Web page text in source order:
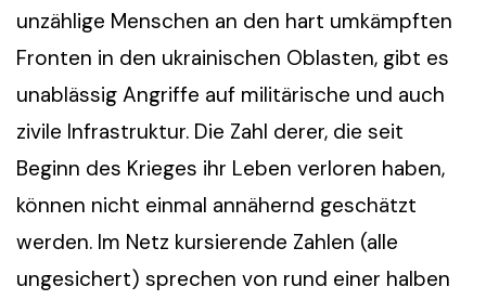
unzählige Menschen an den hart umkämpften
Fronten in den ukrainischen Oblasten, gibt es
unablässig Angriffe auf militärische und auch
zivile Infrastruktur. Die Zahl derer, die seit
Beginn des Krieges ihr Leben verloren haben,
können nicht einmal annähernd geschätzt
werden. Im Netz kursierende Zahlen (alle
ungesichert) sprechen von rund einer halben